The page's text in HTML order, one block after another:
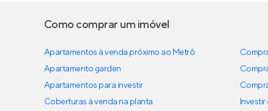
Como comprar um imóvel
Apartamentos à venda próximo ao Metrô
Apartamento garden
Apartamentos para investir
Coberturas à venda na planta
Investir